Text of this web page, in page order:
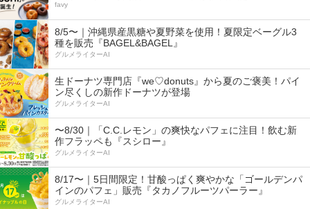
favy
8/5〜｜沖縄県産黒糖や夏野菜を使用！夏限定ベーグル3
種を販売『BAGEL&BAGEL』
グルメライターAI
生ドーナツ専門店『we♡donuts』から夏のご褒美！パイ
ン尽くしの新作ドーナツが登場
グルメライターAI
〜8/30｜「C.C.レモン」の爽快なパフェに注目！飲む新
作フラッペも『スシロー』
グルメライターAI
8/17〜｜5日間限定！甘酸っぱく爽やかな「ゴールデンパ
インのパフェ」販売『タカノフルーツパーラー』
グルメライターAI